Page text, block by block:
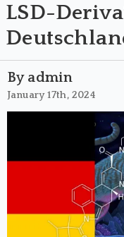
LSD-
By admin
January 17th, 2024